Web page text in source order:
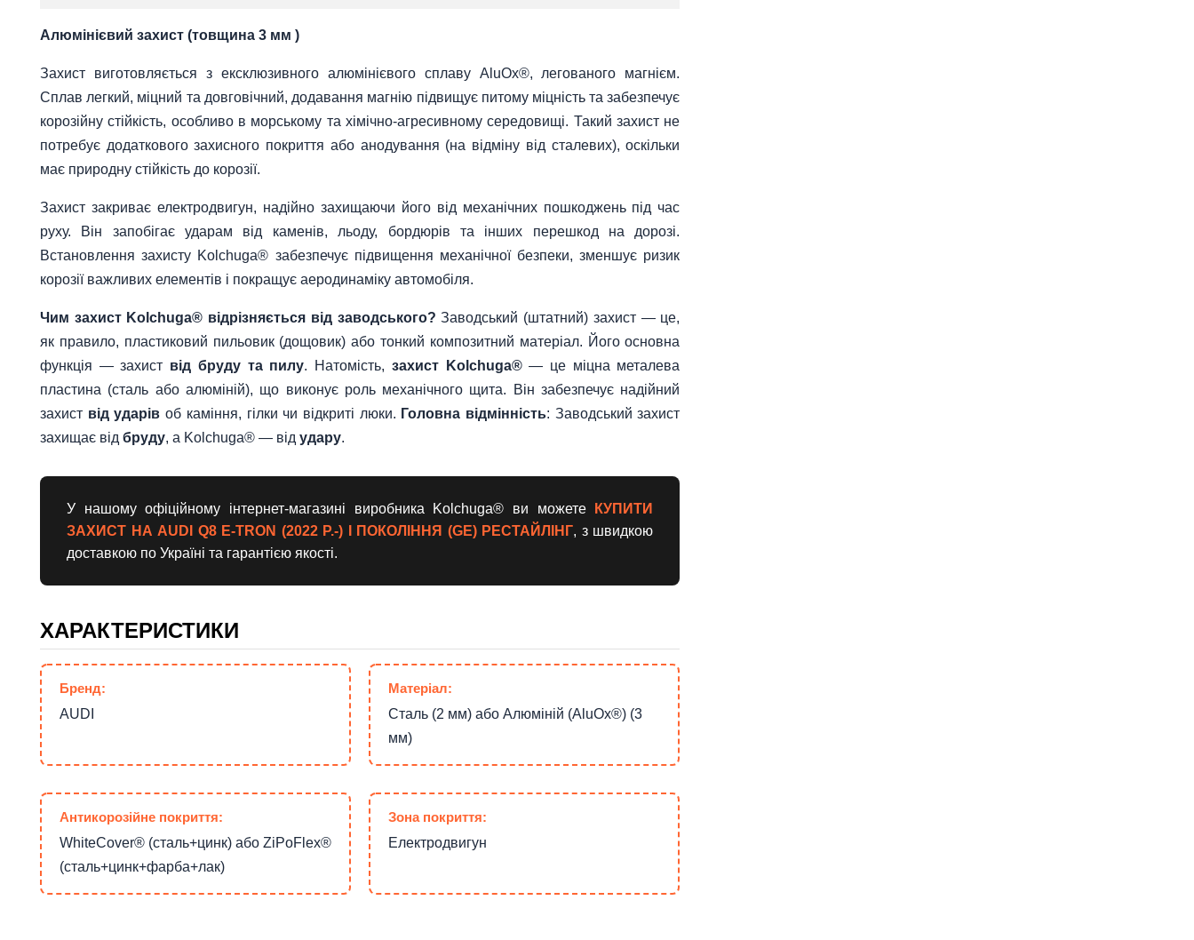
Алюмінієвий захист (товщина 3 мм )
Захист виготовляється з ексклюзивного алюмінієвого сплаву AluOx®, легованого магнієм.
Сплав легкий, міцний та довговічний, додавання магнію підвищує питому міцність та забезпечує
корозійну стійкість, особливо в морському та хімічно-агресивному середовищі. Такий захист не
потребує додаткового захисного покриття або анодування (на відміну від сталевих), оскільки
має природну стійкість до корозії.
Захист закриває електродвигун, надійно захищаючи його від механічних пошкоджень під час
руху. Він запобігає ударам від каменів, льоду, бордюрів та інших перешкод на дорозі.
Встановлення захисту Kolchuga® забезпечує підвищення механічної безпеки, зменшує ризик
корозії важливих елементів і покращує аеродинаміку автомобіля.
Чим захист Kolchuga® відрізняється від заводського? Заводський (штатний) захист — це,
як правило, пластиковий пильовик (дощовик) або тонкий композитний матеріал. Його основна
функція — захист від бруду та пилу. Натомість, захист Kolchuga®— це міцна металева
пластина (сталь або алюміній), що виконує роль механічного щита. Він забезпечує надійний
захист від ударів об каміння, гілки чи відкриті люки. Головна відмінність: Заводський захист
захищає від бруду, а Kolchuga® — від удару.
У нашому офіційному інтернет-магазині виробника Kolchuga® ви можете
КУПИТИ
ЗАХИСТ НА AUDI Q8 E-TRON (2022 Р.-) I ПОКОЛІННЯ (GE) РЕСТАЙЛІНГ, з швидкою
доставкою по Україні та гарантією якості.
ХАРАКТЕРИСТИКИ
Бренд:
AUDI
Матеріал:
Сталь (2 мм) або Алюміній (AluOx®) (3
мм)
Антикорозійне покриття:
WhiteCover® (сталь+цинк) або ZiPoFlex®
(сталь+цинк+фарба+лак)
Зона покриття:
Електродвигун